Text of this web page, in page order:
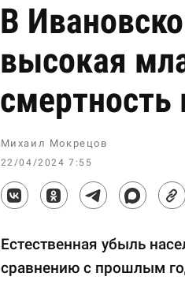
В
высокая
Михаил Мокрецов
22/04/2024 7:55
Естественная убыль
сравнению с прошлым